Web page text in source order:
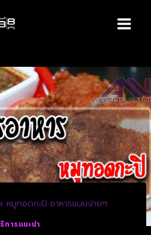
หมูทอดกะปิ อาหารแบบง่ายๆ
การแนะนำ